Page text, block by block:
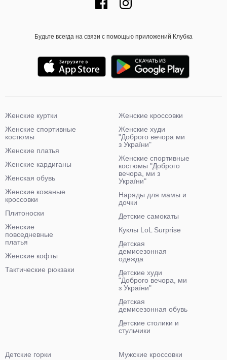
Будьте всегда на связи с помощью приложений Клубка
Женские куртки
Женские спортивные
костюмы
Женские платья
Женские кардиганы
Женская обувь
Женские кожаные
кроссовки
Плитоноски
Женские
повседневные
платья
Женские кофты
Тактические рюкзаки
Женские кроссовки
Женские худи
"Доброго вечора ми
з України"
Женские спортивные
костюмы "Доброго
вечора, ми з
України"
Наряды для мамы и
дочки
Детские самокаты
Куклы LoL Surprise
Детская
демисезонная
одежда
Детские худи
"Доброго вечора, ми
з України"
Детская
демисезонная обувь
Детские столики и
стульчики
Детские горки
Мужские кроссовки